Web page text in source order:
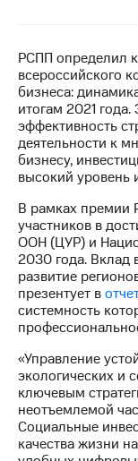
и акционерам
ПАО
"МТС"
Собрания
Личный
кабинет
капитал
Контроль
и
аудит
РСПП определил
всероссийского
бизнеса:
итогам 2021
эффективность
деятельности к
бизнесу,
высокий уровень
В рамках премии
участников в
ООН (ЦУР) и
2030 года. Вклад
развитие
презентует в
системность
«Управление
экологических и
ключевым
неотъемлемой
Социальные
качества жизни